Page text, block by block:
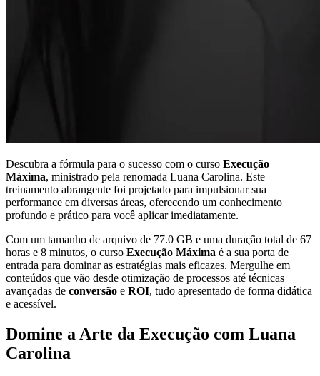
Descubra a fórmula para o sucesso com o curso Execução
Máxima, ministrado pela renomada Luana Carolina. Este
treinamento abrangente foi projetado para impulsionar sua
performance em diversas áreas, oferecendo um conhecimento
profundo e prático para você aplicar imediatamente.
Com um tamanho de arquivo de 77.0 GB e uma duração total de 67
horas e 8 minutos, o curso Execução Máxima é a sua porta de
entrada para dominar as estratégias mais eficazes. Mergulhe em
conteúdos que vão desde otimização de processos até técnicas
avançadas de conversão e ROI, tudo apresentado de forma didática
e acessível.
Domine a Arte da Execução com Luana
Carolina